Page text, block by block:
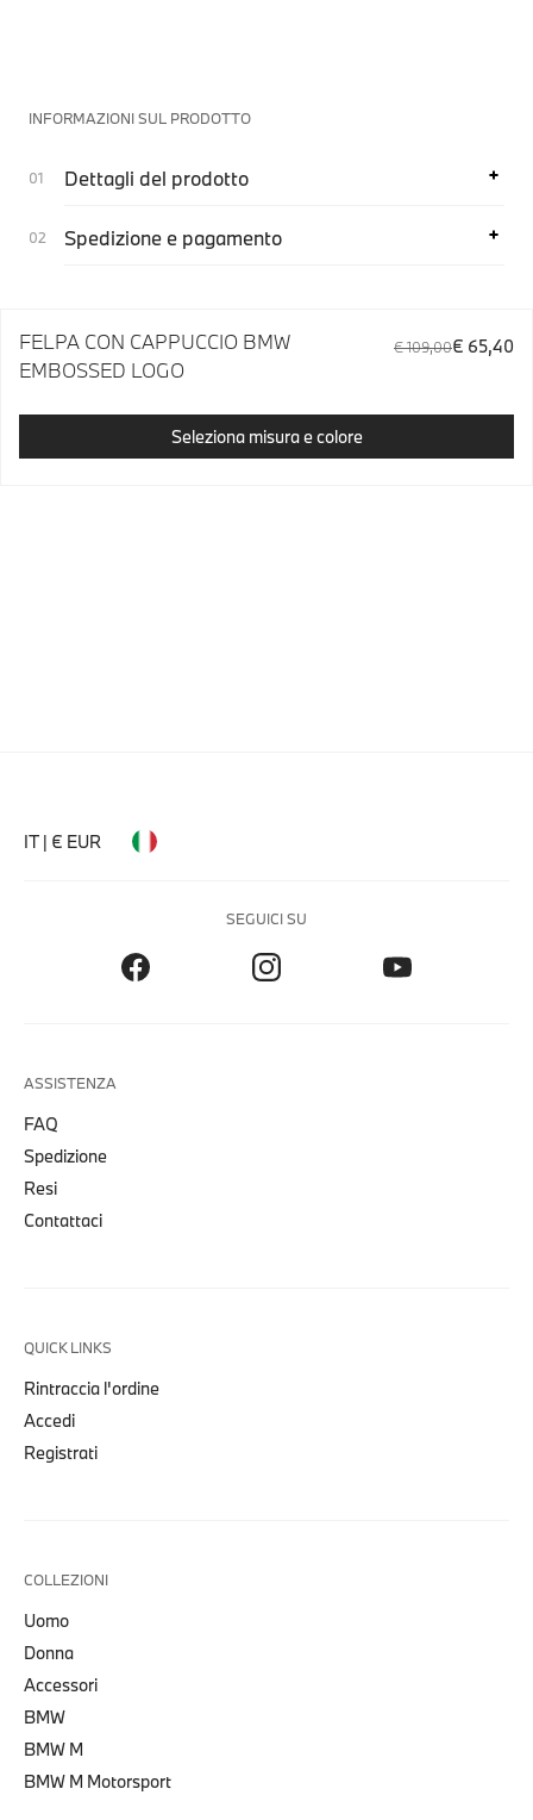
INFORMAZIONI SUL PRODOTTO
Dettagli del prodotto
Spedizione e pagamento
FELPA CON CAPPUCCIO BMW
EMBOSSED LOGO
€ 109,00€ 65,40
Seleziona misura e colore
IT | € EUR
SEGUICI SU
ASSISTENZA
FAQ
Spedizione
Resi
Contattaci
QUICK LINKS
Rintraccia l'ordine
Accedi
Registrati
COLLEZIONI
Uomo
Donna
Accessori
BMW
BMW M
BMW M Motorsport